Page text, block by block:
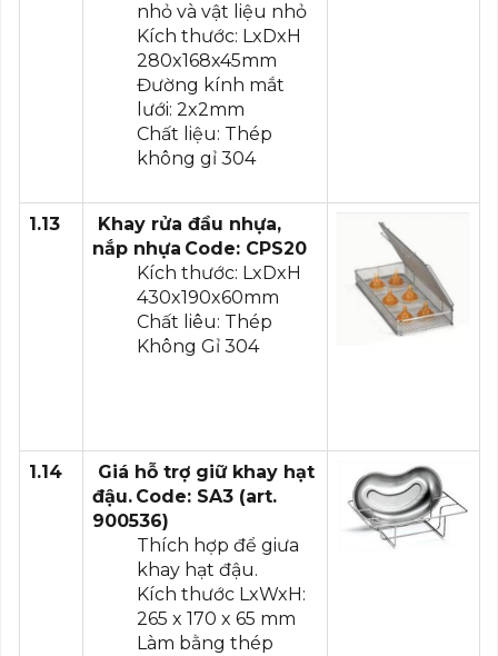
nhỏ và vật liệu nhỏ
Kích thước: LxDxH
280x168x45mm
Đường kính mắt
lưới: 2x2mm
Chất liệu: Thép
không gỉ 304
1.13
Khay rửa đầu nhựa,
nắp nhựa Code: CPS20
Kích thước: LxDxH
430x190x60mm
Chất liêu: Thép
Không Gỉ 304
1.14 Giá hỗ trợ giữ khay hạt
đậu. Code: SA3 (art.
900536)
Thích hợp để giưa
khay hạt đậu.
Kích thước LxWxH:
265 x 170 x 65 mm
Làm bằng thép